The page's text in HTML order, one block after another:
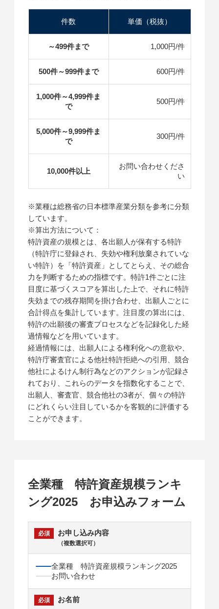
件数 単価（税抜）
～499件まで 1,000円/件
500件～999件まで 600円/件
1,000件～4,999件ま
で
500円/件
5,000件～9,999件ま
で
300円/件
10,000件以上
お問い合わせくださ
い
※業種は総務省の日本標準産業分類を参考に分類
しています。
※算出方法について：
特許資産の規模とは、各出願人が保有する特許
（特許庁に登録され、失効や権利放棄されていな
い特許）を「特許資産」としてとらえ、その総合
力を判断するための指標です。特許1件ごとに注
目度に基づくスコアを算出した上で、それに特許
失効までの残存期間を掛け合わせ、出願人ごとに
合計得点を集計しています。注目度の算出には、
特許の出願後の審査プロセスなどを記録化した経
過情報などを用いています。
経過情報には、出願人による権利化への意欲や、
特許庁審査官による他社特許拒絶への引用、競合
他社によるけん制行為などのアクションが記録さ
れており、これらのデータを指数化することで、
出願人、審査官、競合他社の3者が、個々の特許
にどれくらい注目しているかを客観的に評価する
ことができます。
全業種 特許資産規模ランキ
ング2025 お申込みフォーム
お申し込み内容
（複数選択可）
全業種 特許資産規模ランキング2025
お問い合わせ
お名前